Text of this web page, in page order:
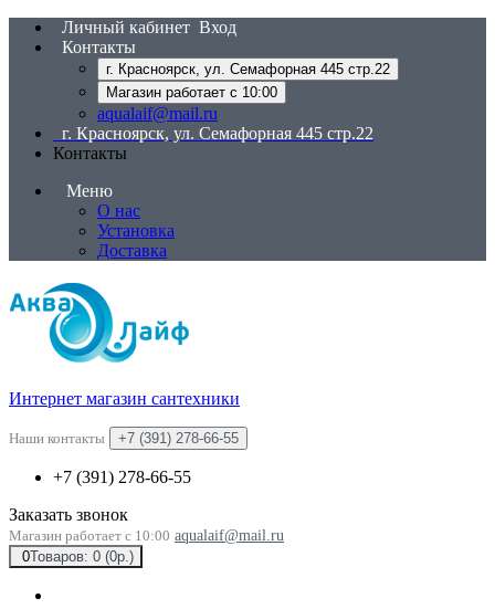
Личный кабинет Вход
Контакты
г. Красноярск, ул. Семафорная 445 стр.22
Магазин работает с 10:00
aqualaif@mail.ru
г. Красноярск, ул. Семафорная 445 стр.22
Контакты
Меню
О нас
Установка
Доставка
Интернет магазин сантехники
Наши контакты +7 (391) 278-66-55
+7 (391) 278-66-55
Заказать звонок
Магазин работает с 10:00 aqualaif@mail.ru
0Товаров: 0 (0р.)